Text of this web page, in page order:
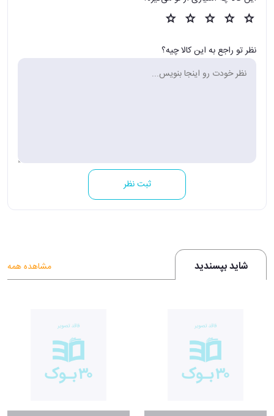
نظر تو راجع به این کالا چیه؟
ثبت نظر
شاید بپسندید مشاهده همه